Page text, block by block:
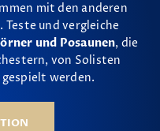
mit den anderen
und vergleiche
und Posaunen, die
von Solisten
werden.